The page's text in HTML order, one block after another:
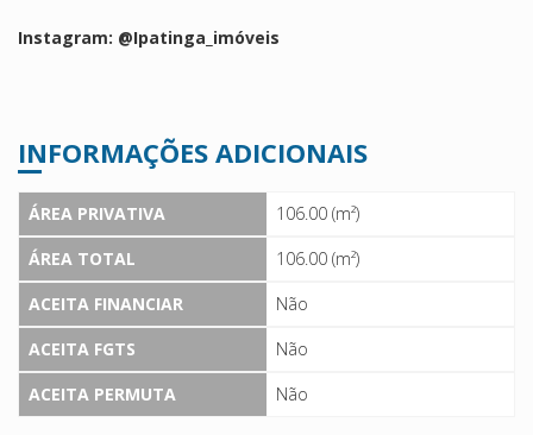
Instagram: @Ipatinga_imóveis
INFORMAÇÕES ADICIONAIS
ÁREA PRIVATIVA
106.00 (m²)
ÁREA TOTAL
106.00 (m²)
ACEITA FINANCIAR
Não
ACEITA FGTS
Não
ACEITA PERMUTA
Não